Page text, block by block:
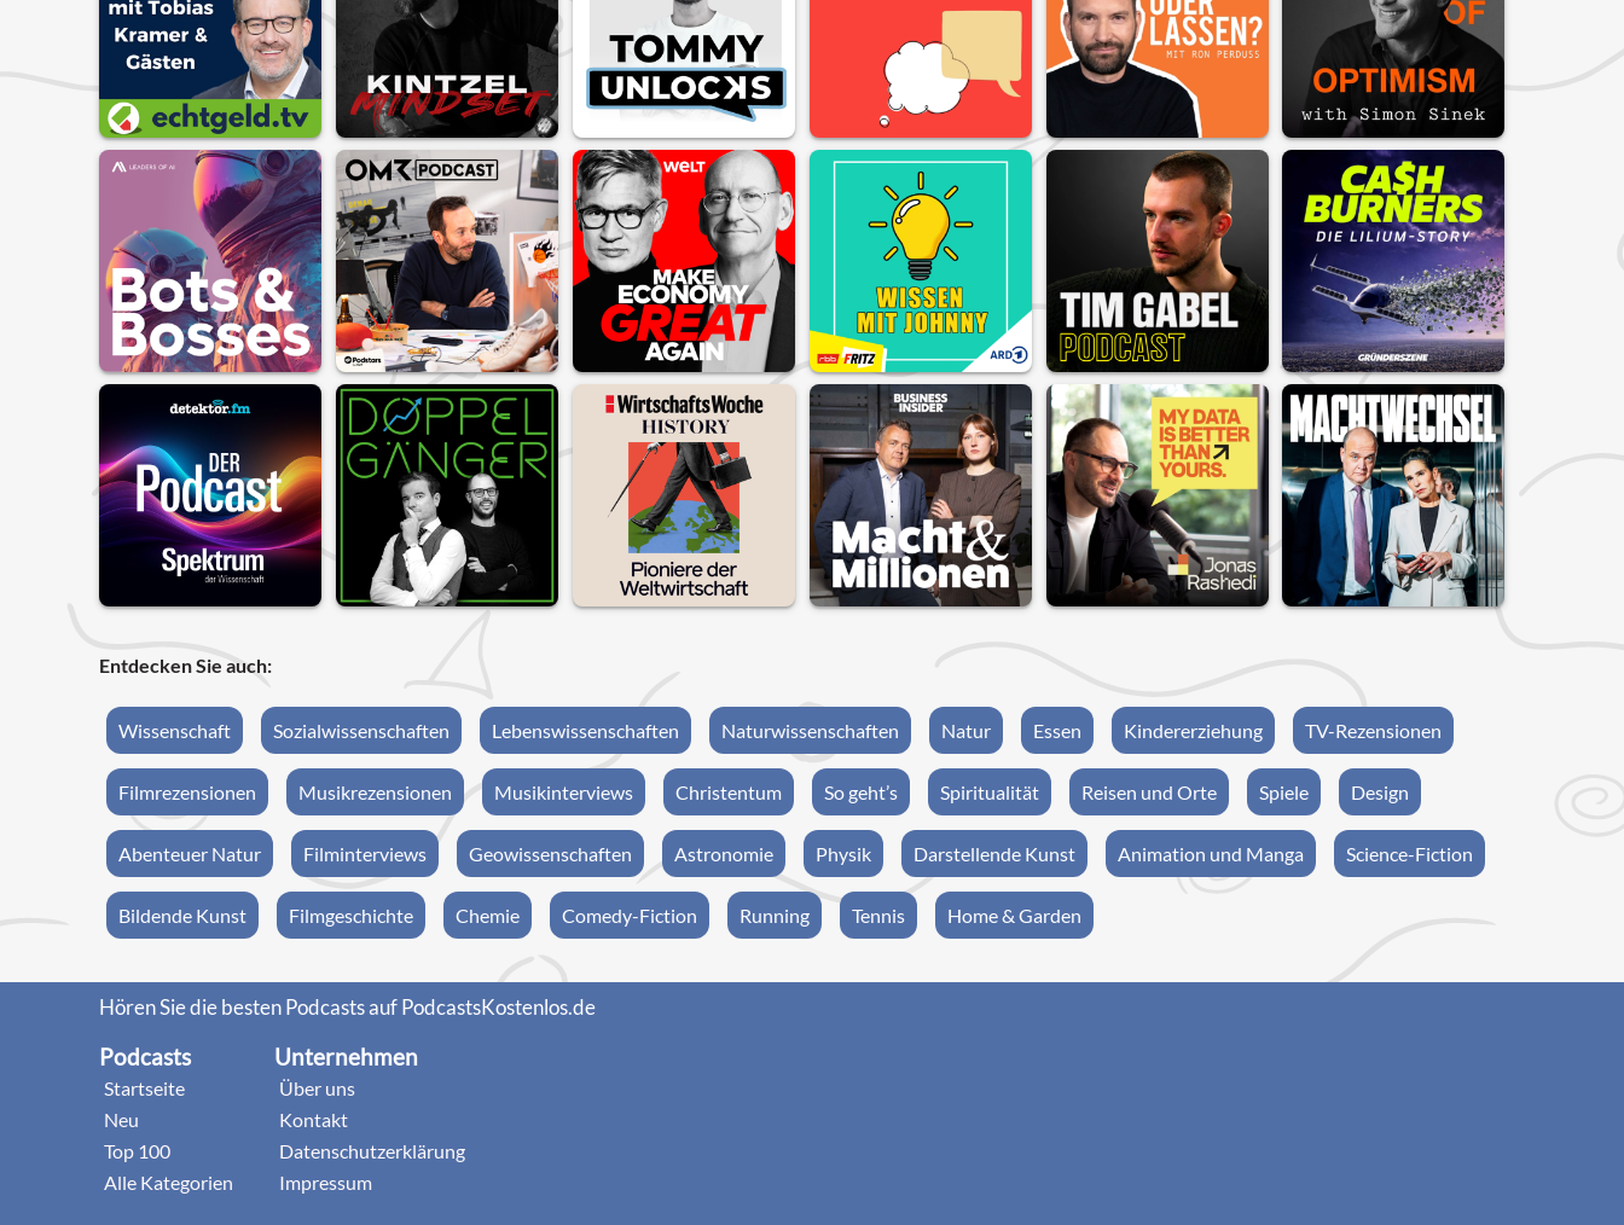
Entdecken Sie auch:
Wissenschaft Sozialwissenschaften Lebenswissenschaften Naturwissenschaften Natur Essen Kindererziehung TV-Rezensionen
Filmrezensionen Musikrezensionen Musikinterviews Christentum So geht’s Spiritualität Reisen und Orte Spiele Design
Abenteuer Natur Filminterviews Geowissenschaften Astronomie Physik Darstellende Kunst Animation und Manga Science-Fiction
Bildende Kunst Filmgeschichte Chemie Comedy-Fiction Running Tennis Home & Garden
Hören Sie die besten Podcasts auf PodcastsKostenlos.de
Podcasts
Startseite
Neu
Top 100
Alle Kategorien
Unternehmen
Über uns
Kontakt
Datenschutzerklärung
Impressum